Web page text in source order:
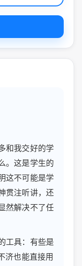
和我交好的学
。这是学生的
这不可能是学
贯注听讲，还
然解决不了任
工具：有些是
济也能直接用